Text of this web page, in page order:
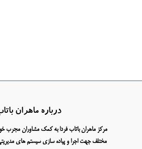
درباره ماهران
مرکز ماهران باتاب فردا به کمک مشاوران مجرب
مختلف جهت اجرا و پیاده سازی سیستم های